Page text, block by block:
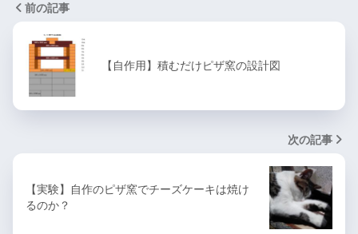
前の記事
【自作用】積むだけピザ窯の設計図
次の記事
【実験】自作のピザ窯でチーズケーキは焼け
るのか？